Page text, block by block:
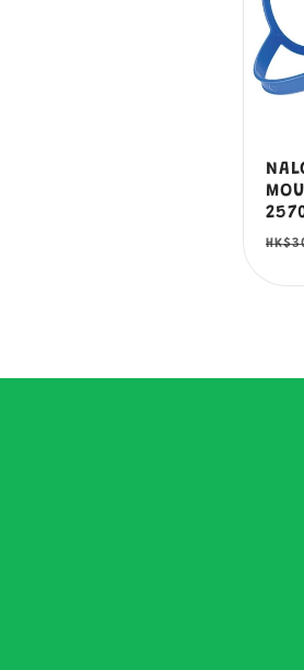
定